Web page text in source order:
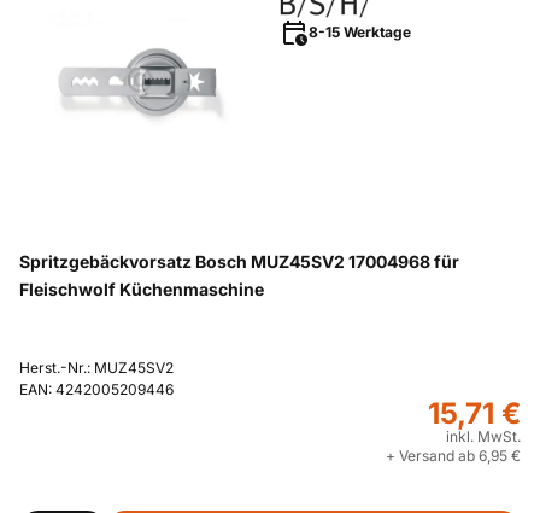
8-15 Werktage
Spritzgebäckvorsatz Bosch MUZ45SV2 17004968 für
Fleischwolf Küchenmaschine
Herst.-Nr.: MUZ45SV2
EAN: 4242005209446
15,71 €
inkl. MwSt.
+ Versand ab 6,95 €